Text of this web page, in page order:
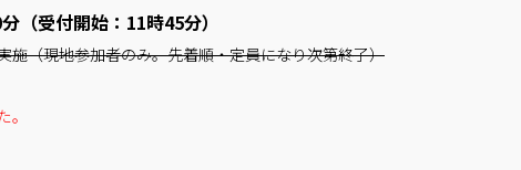
（受付開始：11時45分）
（現地参加者のみ。先着順・定員になり次第終了）